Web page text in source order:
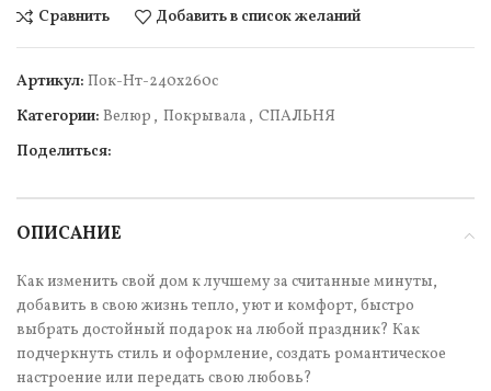
Сравнить Добавить в список желаний
Артикул: Пок-Нт-240х260с
Категории: Велюр , Покрывала , СПАЛЬНЯ
Поделиться:
ОПИСАНИЕ
Как изменить свой дом к лучшему за считанные минуты,
добавить в свою жизнь тепло, уют и комфорт, быстро
выбрать достойный подарок на любой праздник? Как
подчеркнуть стиль и оформление, создать романтическое
настроение или передать свою любовь?